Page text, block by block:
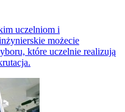
uczelniom i
możecie
które uczelnie realizują